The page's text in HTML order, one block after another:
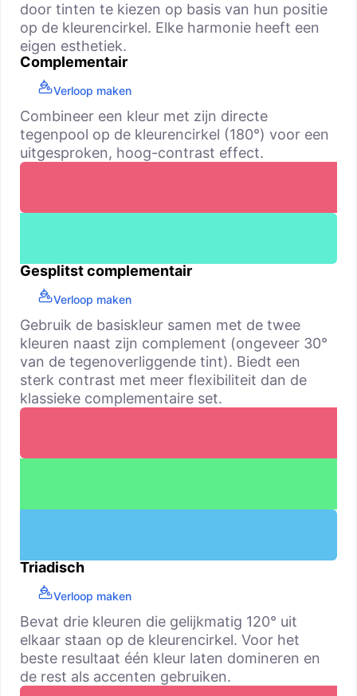
door tinten te kiezen op basis van hun positie
op de kleurencirkel. Elke harmonie heeft een
eigen esthetiek.
Complementair
Verloop maken
Combineer een kleur met zijn directe
tegenpool op de kleurencirkel (180°) voor een
uitgesproken, hoog-contrast effect.
Gesplitst complementair
Verloop maken
Gebruik de basiskleur samen met de twee
kleuren naast zijn complement (ongeveer 30°
van de tegenoverliggende tint). Biedt een
sterk contrast met meer flexibiliteit dan de
klassieke complementaire set.
Triadisch
Verloop maken
Bevat drie kleuren die gelijkmatig 120° uit
elkaar staan op de kleurencirkel. Voor het
beste resultaat één kleur laten domineren en
de rest als accenten gebruiken.